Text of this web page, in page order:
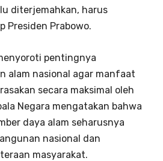
diterjemahkan, harus
Presiden Prabowo.
pentingnya
alam nasional agar manfaat
secara maksimal oleh
Negara mengatakan bahwa
daya alam seharusnya
nasional dan
masyarakat.